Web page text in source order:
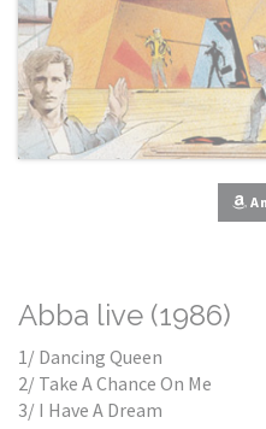
Abba live (1986)
1/ Dancing Queen
2/ Take A Chance On Me
3/ I Have A Dream